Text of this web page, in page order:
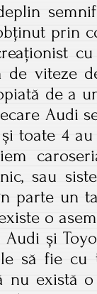
prin
de viteze
de a
Audi
toate 4
sau
parte un
o
și
să fie
nu există